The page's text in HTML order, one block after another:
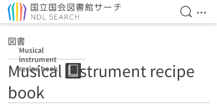
検索を
メ
図書
Musical
instrument
recipe book
Musical instrument recipe
book